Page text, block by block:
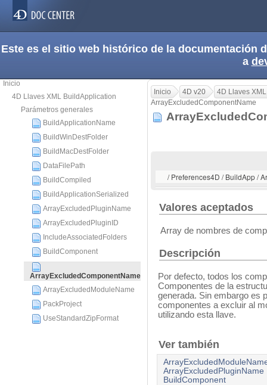
Este es el sitio web histórico de la documentación
a
Inicio
4D Llaves XML BuildApplication
Parámetros generales
BuildApplicationName
BuildWinDestFolder
BuildMacDestFolder
DataFilePath
BuildCompiled
BuildApplicationSerialized
ArrayExcludedPluginName
ArrayExcludedPluginID
IncludeAssociatedFolders
BuildComponent
ArrayExcludedComponentName
ArrayExcludedModuleName
PackProject
UseStandardZipFormat
Inicio 4D v20
4D Llaves
ArrayExcludedComponentName
/ Preferences4D / BuildApp /
Valores aceptados
Array de nombres de
Descripción
Por defecto, todos los
Componentes de la
generada. Sin embargo es
componentes a excluir al
utilizando esta llave.
Ver también
ArrayExcludedPluginName
BuildComponent